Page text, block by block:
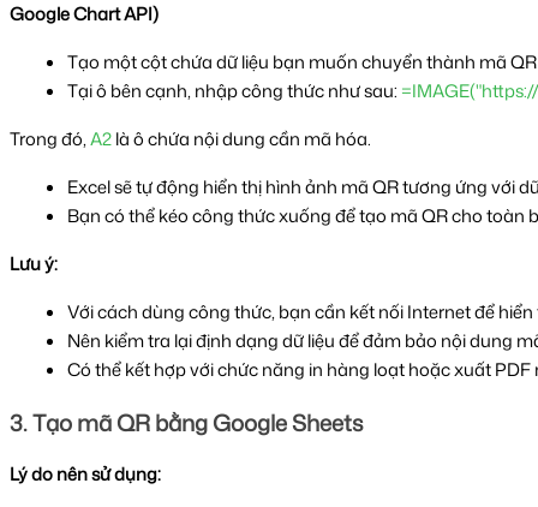
Google Chart API)
Tạo một cột chứa dữ liệu bạn muốn chuyển thành mã QR
Tại ô bên cạnh, nhập công thức như sau:
Trong đó,A2là ô chứa nội dung cần mã hóa.
Excel sẽ tự động hiển thị hình ảnh mã QR tương ứng với
Bạn có thể kéo công thức xuống để tạo mã QR cho
Lưu ý:
Với cách dùng công thức, bạn cần kết nối Internet để hiển
Nên kiểm tra lại định dạng dữ liệu để đảm bảo nội dung
Có thể kết hợp với chức năng in hàng loạt hoặc xuất
3. Tạo mã QR bằng Google Sheets
Lý do nên sử dụng: